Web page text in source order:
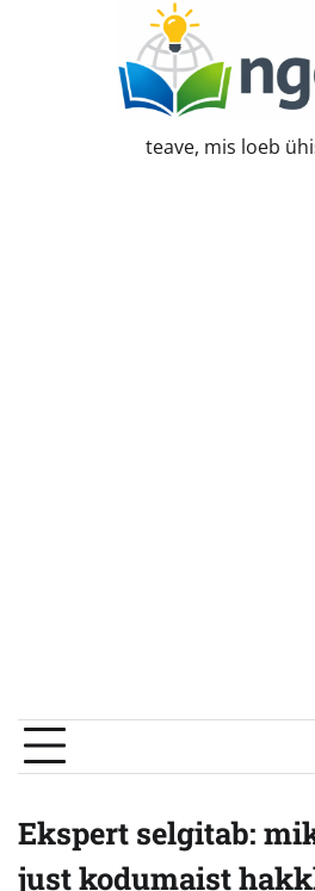
teave, mis loeb
Ekspert selgitab:
just kodumaist